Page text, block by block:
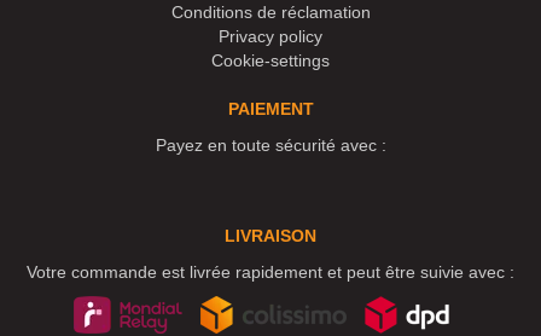
Conditions de réclamation
Privacy policy
Cookie-settings
PAIEMENT
Payez en toute sécurité avec :
LIVRAISON
Votre commande est livrée rapidement et peut être suivie avec :